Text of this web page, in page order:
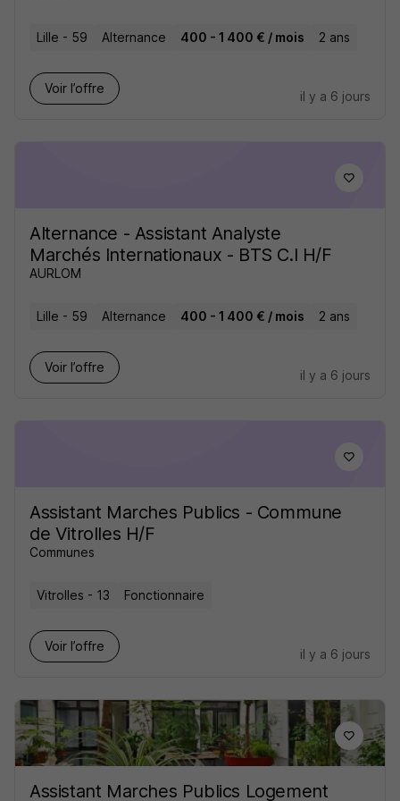
Lille - 59 Alternance 400 - 1 400 € / mois 2 ans
Voir l’offre
il y a 6 jours
Alternance - Assistant Analyste
Marchés Internationaux - BTS C.I H/F
AURLOM
Lille - 59 Alternance 400 - 1 400 € / mois 2 ans
Voir l’offre
il y a 6 jours
Assistant Marches Publics - Commune
de Vitrolles H/F
Communes
Vitrolles - 13 Fonctionnaire
Voir l’offre
il y a 6 jours
Assistant Marches Publics Logement